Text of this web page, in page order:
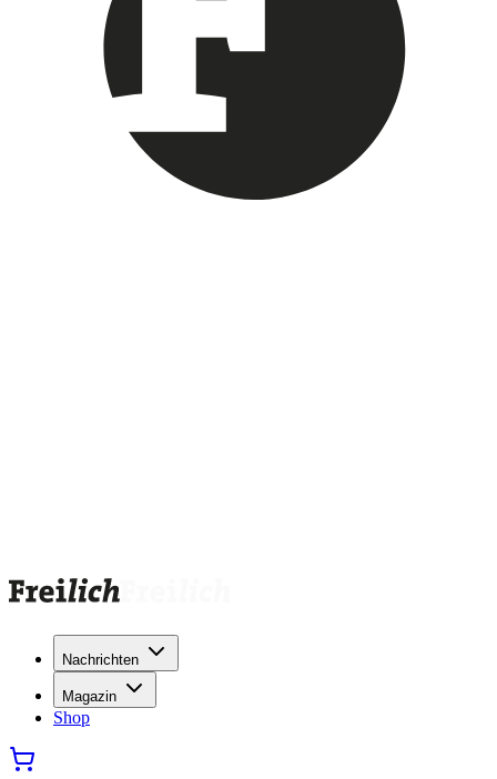
Nachrichten
Magazin
Shop